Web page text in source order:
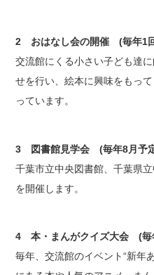
2 おはなし会の開催 (毎年1
交流館にくる小さい子ども達
せを行い、絵本に興味をもっ
っています。
3 図書館見学会 (毎年8月予
千葉市立中央図書館、千葉県
を開催します。
4 本・まんがクイズ大会 (毎
毎年、交流館のイベント“新年